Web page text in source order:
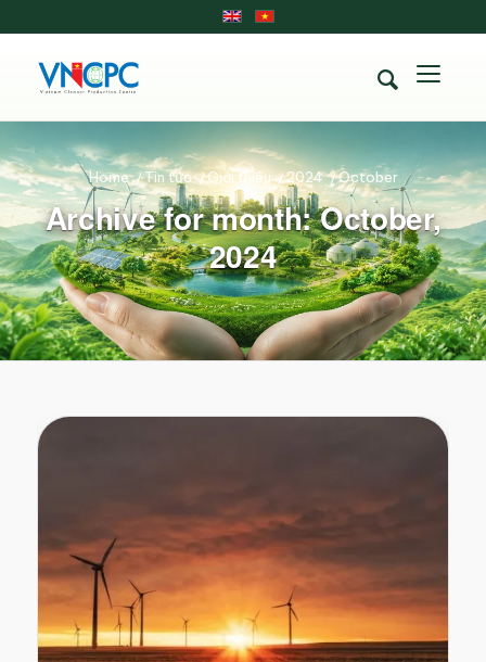
Archive for month: October,
2024
Home /Tin tức /Giới thiệu /2024 /October